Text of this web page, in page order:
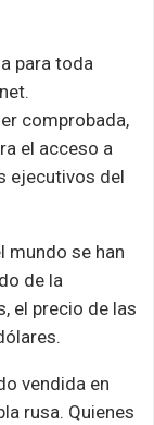
para toda
comprobada,
el acceso a
ejecutivos del
mundo se han
de la
el precio de las
vendida en
rusa. Quienes